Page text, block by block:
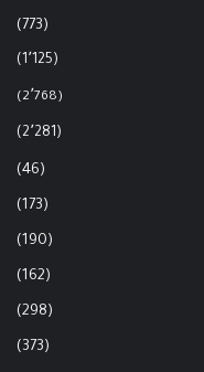
(773)
(1٬125)
(2٬768)
(2٬281)
(46)
(173)
(190)
(162)
(298)
(373)